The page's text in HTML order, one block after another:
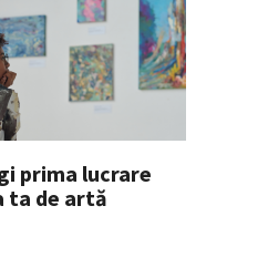
prima lucrare
ta de artă